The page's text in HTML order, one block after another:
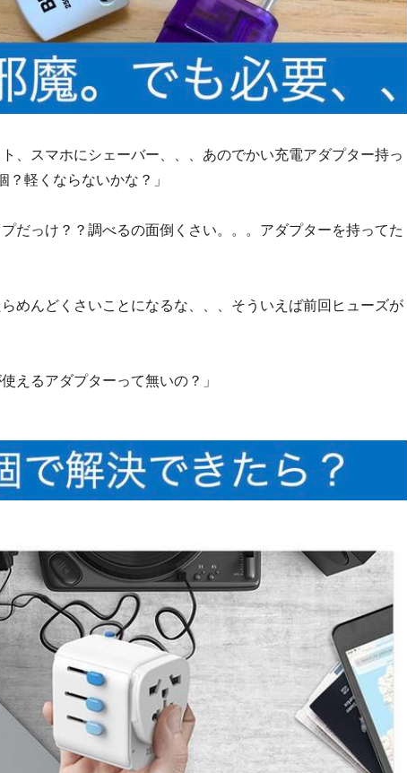
、スマホにシェーバー、、、あのでかい充電アダプター持っ
？軽くならないかな？」
だっけ？？調べるの面倒くさい。。。アダプターを持ってた
らめんどくさいことになるな、、、そういえば前回ヒューズが
えるアダプターって無いの？」